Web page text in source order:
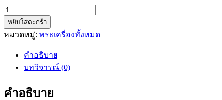
จำนวน
นาง
ตานี
ตะเคียน
จ.อยุธยา
2568
หยิบใส่ตะกร้า
หมวดหมู่: พระเครื่องทั้งหมด
คำอธิบาย
บทวิจารณ์ (0)
คำอธิบาย